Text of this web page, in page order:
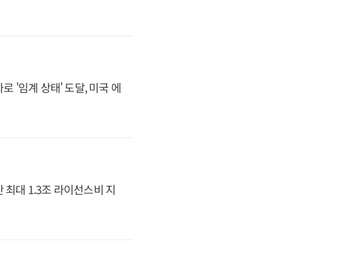
'임계 상태' 도달, 미국 에
최대 1.3조 라이선스비 지